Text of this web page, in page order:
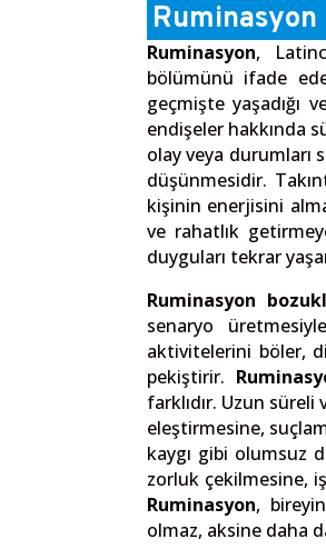
Ruminasyon
Ruminasyon,
bölümünü ifade
geçmişte yaşadığı
endişeler hakkında
olay veya durumları
düşünmesidir.
kişinin enerjisini
ve rahatlık
duyguları tekrar
Ruminasyon
senaryo
aktivitelerini böler,
pekiştirir.
farklıdır. Uzun
eleştirmesine,
kaygı gibi olumsuz
zorluk çekilmesine,
Ruminasyon,
olmaz, aksine daha